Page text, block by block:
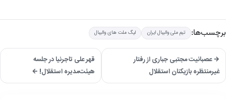
برچسب‌ها: تیم ملی والیبال ایران لیگ ملت های والیبال
→ عصبانیت مجتبی جباری از رفتار
غیرمنتظره بازیکنان استقلال
قهر علی تاجرنیا در جلسه
هیئت‌مدیره استقلال! ←